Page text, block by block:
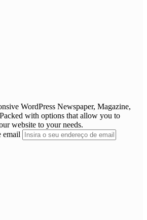
WordPress Newspaper, Magazine,
with options that allow you to
website to your needs.
email